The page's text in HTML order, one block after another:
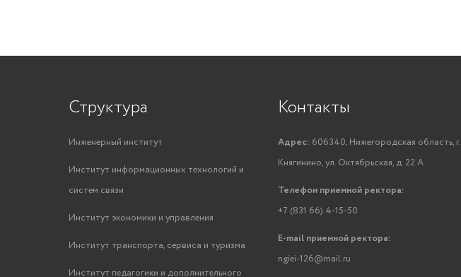
Структура
Инженерный институт
Институт информационных технологий и
систем связи
Институт экономики и управления
Институт транспорта, сервиса и туризма
Институт педагогики и дополнительного
Контакты
Адрес: 606340, Нижегородская область, г.
Княгинино, ул. Октябрьская, д. 22 А
Телефон приемной ректора:
+7 (831 66) 4-15-50
E-mail приемной ректора:
ngiei-126@mail.ru